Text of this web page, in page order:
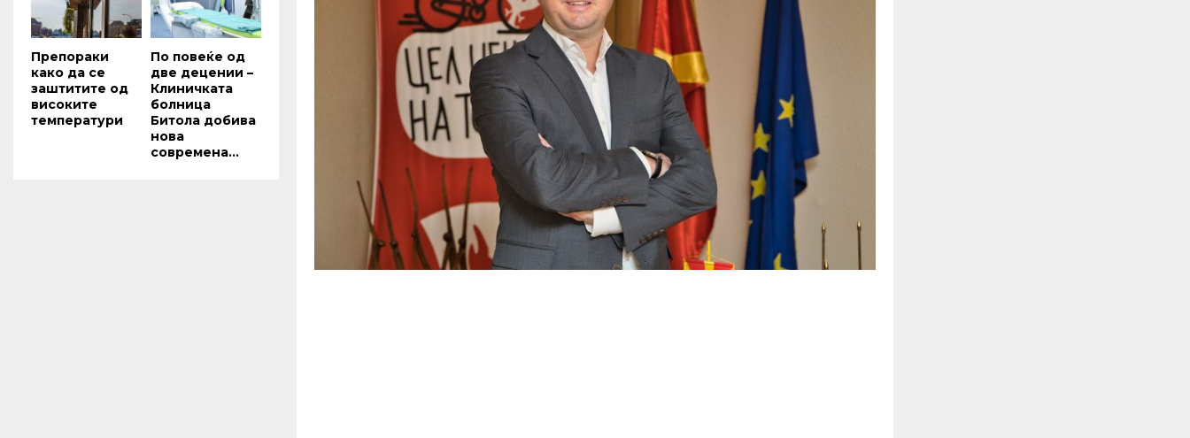
Препораки
како да се
заштитите од
високите
температури
По повеќе од
две децении –
Клиничката
болница
Битола добива
нова
современа...